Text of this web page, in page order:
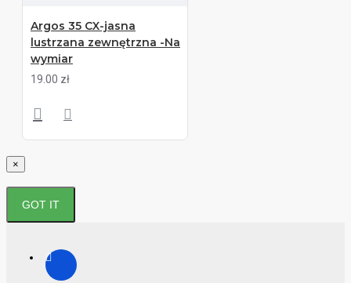
Argos 35 CX-jasna
lustrzana zewnętrzna -Na
wymiar
19.00 zł
×
GOT IT